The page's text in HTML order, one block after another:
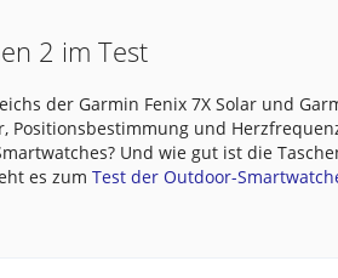
2 im Test
der Garmin Fenix 7X Solar und
Positionsbestimmung und
Und wie gut ist die
es zumTest der Outdoor-